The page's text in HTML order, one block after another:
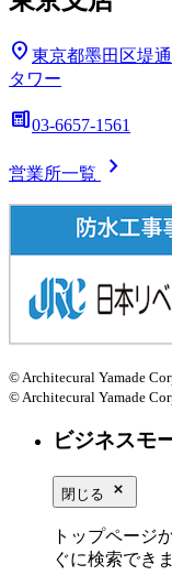
location_on 東京都墨田区堤
タワー
deskphone03-6657-1561
営業所一覧 chevron_right
© Architecural Yamade
© Architecural Yamade
ビジネスモ
閉じる close_small
トップページ
ぐに検索でき